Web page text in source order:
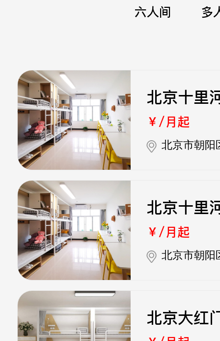
六人间
多
北京十里
￥/月起
北京市朝阳
北京十里
￥/月起
北京市朝阳
北京大红